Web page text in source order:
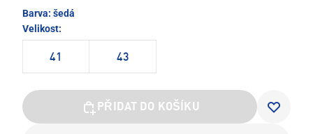
Barva: šedá
Velikost:
41 43
PŘIDAT DO KOŠÍKU